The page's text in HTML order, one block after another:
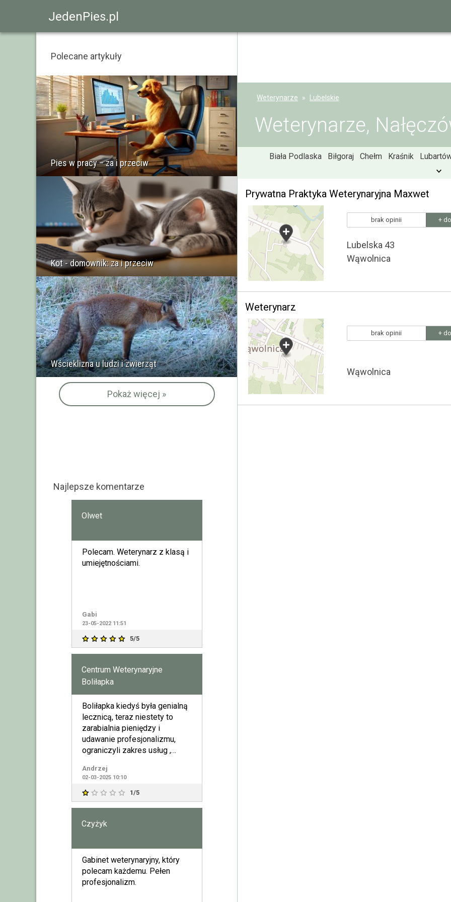
JedenPies.pl
Weterynarze Lubelskie
Weterynarze,
Biała Podlaska Biłgoraj Chełm Kraśnik
Prywatna Praktyka Weterynaryjna Maxwet
brak opinii +
Lubelska 43
Wąwolnica
Weterynarz
brak opinii +
Wąwolnica
Polecane artykuły
Pies w pracy – za i przeciw
Kot - domownik: za i przeciw
Wścieklizna u ludzi i zwierząt
Pokaż więcej »
Najlepsze komentarze
Olwet
Polecam. Weterynarz z klasą i
umiejętnościami.
Gabi
23-05-2022 11:51
5/5
Centrum Weterynaryjne
Boliłapka
Boliłapka kiedyś była genialną
lecznicą, teraz niestety to
zarabialnia pieniędzy i
udawanie profesjonalizmu,
ograniczyli zakres usług ,
Andrzej
02-03-2025 10:10
1/5
Czyżyk
Gabinet weterynaryjny, który
polecam każdemu. Pełen
profesjonalizm.